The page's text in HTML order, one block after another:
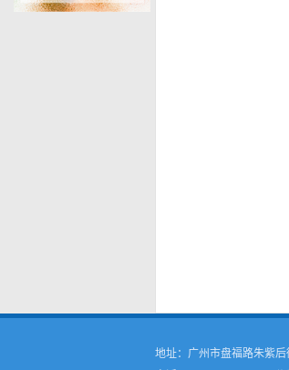
地址：广州市盘福路朱紫后